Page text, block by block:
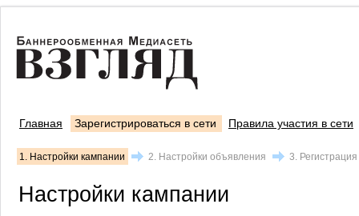
Главная Зарегистрироваться в сети Правила участия в сети
1. Настройки кампании 2. Настройки объявления 3. Регистрация
Настройки кампании